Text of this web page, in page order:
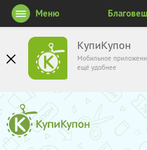
КупиКупон
Мобильное
ещё удобнее
Меню